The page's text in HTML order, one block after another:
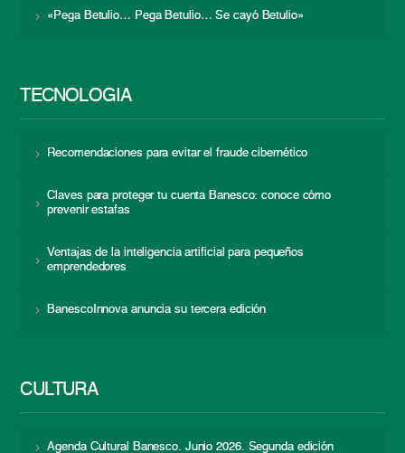
«Pega Betulio… Pega Betulio… Se cayó Betulio»
TECNOLOGÍA
Recomendaciones para evitar el fraude cibernético
Claves para proteger tu cuenta Banesco: conoce cómo
prevenir estafas
Ventajas de la inteligencia artificial para pequeños
emprendedores
BanescoInnova anuncia su tercera edición
CULTURA
Agenda Cultural Banesco. Junio 2026. Segunda edición